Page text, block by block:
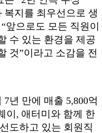
지를 최우선으로 생
앞으로도 모든 직원이
수 있는 환경을 제공
것”이라고 소감을 전
년 만에 매출 5,800억
이, 애터미와 함께 한
도하고 있는 회원직